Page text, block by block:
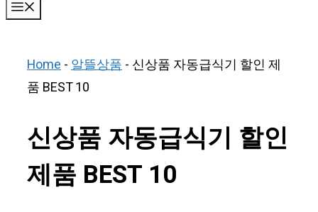
Home-알뜰상품- 신상품 자동급식기 할인 제
품 BEST 10
신상품 자동급식기 할인
제품 BEST 10